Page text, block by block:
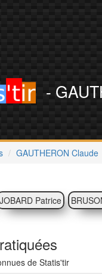
-
GAUTHERON Claude
JOBARD Patrice
de Statis'tir